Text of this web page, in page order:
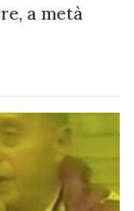
a metà